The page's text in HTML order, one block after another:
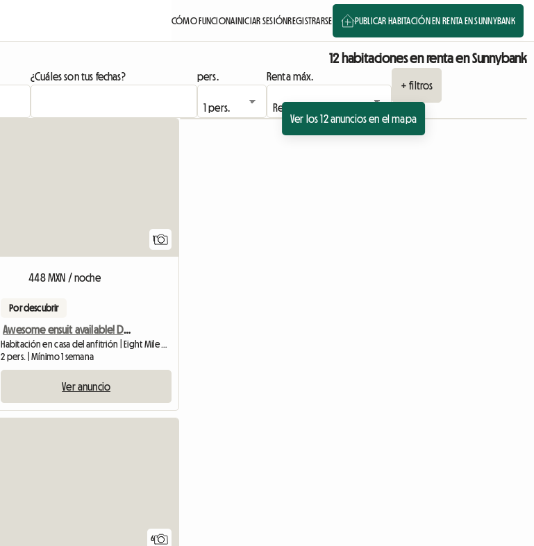
CÓMO FUNCIONAINICIAR SESIÓNREGISTRARSE PUBLICAR HABITACIÓN EN RENTA EN SUNNYBANK
12 habitaciones en renta en Sunnybank
¿Cuáles son tus fechas? pers.
Renta máx.
+ filtros
Ver los 12 anuncios en el mapa
1
448 MXN / noche
Por descubrir
Awesome ensuit available! Don't miss out
Habitación en casa del anfitrión | Eight Mile Plains (4113)
2 pers. | Mínimo 1 semana
Ver anuncio
6